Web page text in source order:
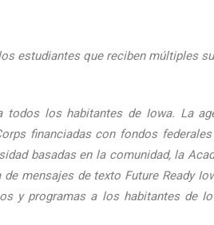
estudiantes que reciben múltiples
los habitantes de Iowa. La
financiadas con fondos
basadas en la comunidad, la
mensajes de texto Future Ready
y programas a los habitantes de